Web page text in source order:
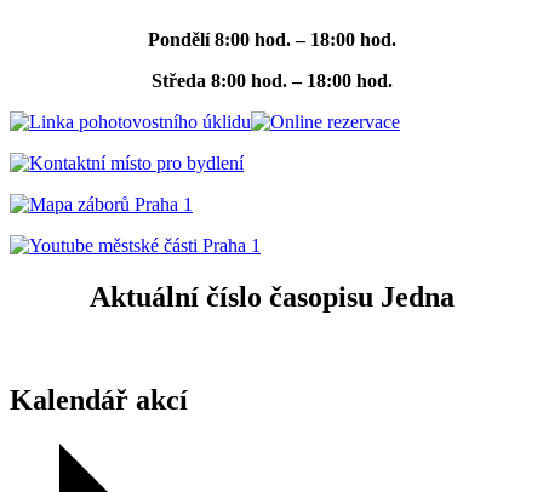
Pondělí 8:00 hod. – 18:00 hod.
Středa 8:00 hod. – 18:00 hod.
Aktuální číslo časopisu Jedna
Kalendář akcí